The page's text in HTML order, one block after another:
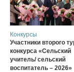
Конкурсы
Участники второго
конкурса «Сельский
учитель/ сельский
воспитатель – 2026»